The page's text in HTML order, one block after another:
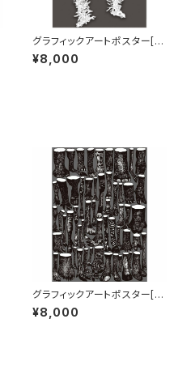
グラフィックアートポスター[R
ecycle Robot] B1サイズ
¥8,000
グラフィックアートポスター[A
nimal Footprints] B2サイ
ズ
¥8,000